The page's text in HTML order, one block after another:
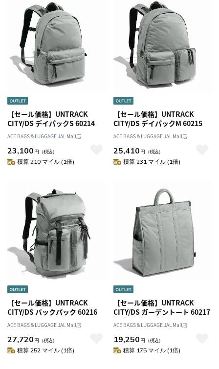
【セール価格】UNTRACK
CITY/DS デイパックS 60214
ACE BAGS＆LUGGAGE JAL Mall店
23,100 円 （税込）
積算 210 マイル (1倍)
【セール価格】UNTRACK
CITY/DS デイパックM 60215
ACE BAGS＆LUGGAGE JAL Mall店
25,410 円 （税込）
積算 231 マイル (1倍)
【セール価格】UNTRACK
CITY/DS バックパック 60216
ACE BAGS＆LUGGAGE JAL Mall店
27,720 円 （税込）
積算 252 マイル (1倍)
【セール価格】UNTRACK
CITY/DS ガーデントート 60217
ACE BAGS＆LUGGAGE JAL Mall店
19,250 円 （税込）
積算 175 マイル (1倍)